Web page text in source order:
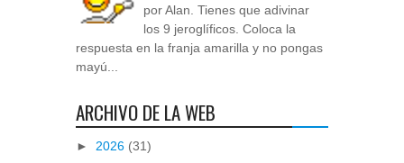
por Alan. Tienes que adivinar
los 9 jeroglíficos. Coloca la
respuesta en la franja amarilla y no pongas
mayú...
ARCHIVO DE LA WEB
► 2026 (31)